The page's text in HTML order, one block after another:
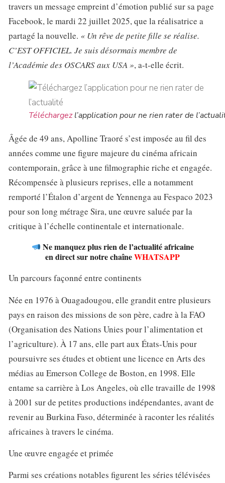
travers un message empreint d’émotion publié sur sa page
Facebook, le mardi 22 juillet 2025, que la réalisatrice a
partagé la nouvelle. « Un rêve de petite fille se réalise.
C’EST OFFICIEL. Je suis désormais membre de
l’Académie des OSCARS aux USA », a-t-elle écrit.
Téléchargezl’application pour ne rien rater de
Âgée de 49 ans, Apolline Traoré s’est imposée au fil des
années comme une figure majeure du cinéma africain
contemporain, grâce à une filmographie riche et engagée.
Récompensée à plusieurs reprises, elle a notamment
remporté l’Étalon d’argent de Yennenga au Fespaco 2023
pour son long métrage Sira, une œuvre saluée par la
critique à l’échelle continentale et internationale.
Ne manquez plus rien de l’actualité africaine
en direct sur notre chaîneWHATSAPP
Un parcours façonné entre continents
Née en 1976 à Ouagadougou, elle grandit entre plusieurs
pays en raison des missions de son père, cadre à la FAO
(Organisation des Nations Unies pour l’alimentation et
l’agriculture). À 17 ans, elle part aux États-Unis pour
poursuivre ses études et obtient une licence en Arts des
médias au Emerson College de Boston, en 1998. Elle
entame sa carrière à Los Angeles, où elle travaille de 1998
à 2001 sur de petites productions indépendantes, avant de
revenir au Burkina Faso, déterminée à raconter les réalités
africaines à travers le cinéma.
Une œuvre engagée et primée
Parmi ses créations notables figurent les séries télévisées